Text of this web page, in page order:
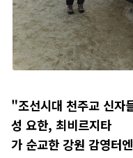
"조선시대 천주교 신자
성 요한, 최비르지타
가 순교한 강원 감영터